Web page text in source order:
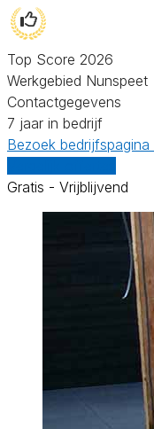
Top Score 2026
Werkgebied Nunspeet
Contactgegevens
7 jaar in bedrijf
Bezoek bedrijfspagina
Gratis - Vrijblijvend